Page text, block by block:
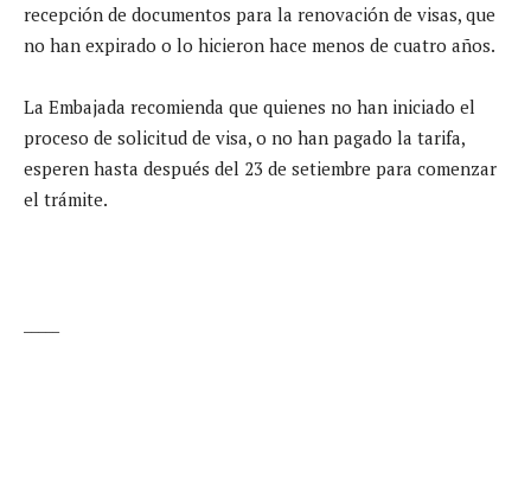
recepción de documentos para la renovación de visas, que
no han expirado o lo hicieron hace menos de cuatro años.
La Embajada recomienda que quienes no han iniciado el
proceso de solicitud de visa, o no han pagado la tarifa,
esperen hasta después del 23 de setiembre para comenzar
el trámite.